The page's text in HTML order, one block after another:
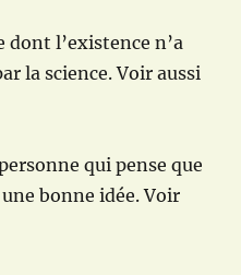
l’existence n’a
la science. Voir aussi
qui pense que
bonne idée. Voir